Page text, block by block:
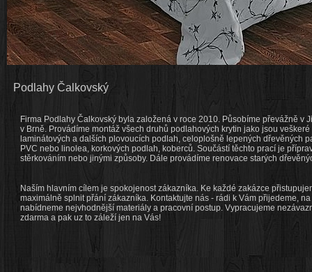
Podlahy Čalkovský
Firma Podlahy Čalkovský byla založená v roce 2010. Působíme převážně v
v Brně. Provádíme montáž všech druhů podlahových krytin jako jsou
laminátových a dalších plovoucích podlah, celoplošně lepených dřevěných
PVC nebo linolea, korkových podlah, koberců. Součástí těchto prací je
stěrkováním nebo jinými způsoby. Dále provádíme renovace starých
Naším hlavním cílem je spokojenost zákazníka. Ke každé zakázce
maximálně splnit přání zákazníka. Kontaktujte nás - rádi k Vám přijedeme,
nabídneme nejvhodnější materiály a pracovní postup. Vypracujeme
zdarma a pak uz to záleží jen na Vás!